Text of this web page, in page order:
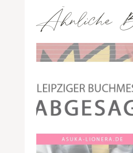
Ähnliche